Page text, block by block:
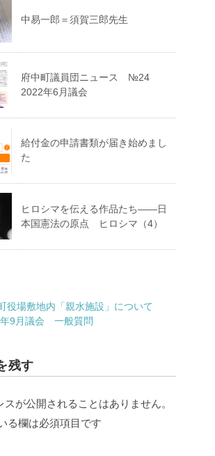
中易一郎＝須賀三郎先生
府中町議員団ニュース №24
2022年6月議会
給付金の申請書類が届き始めまし
た
ヒロシマを伝える作品たち――日
本国憲法の原点 ヒロシマ（4）
役場敷地内「親水施設」について
9月議会 一般質問
残す
スが公開されることはありません。
る欄は必須項目です